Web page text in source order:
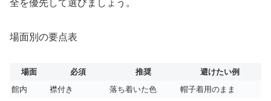
全を優先して選びましょう。
場面別の要点表
場面 必須 推奨
避けたい例
館内
襟付き 落ち着いた色
帽子着用のまま